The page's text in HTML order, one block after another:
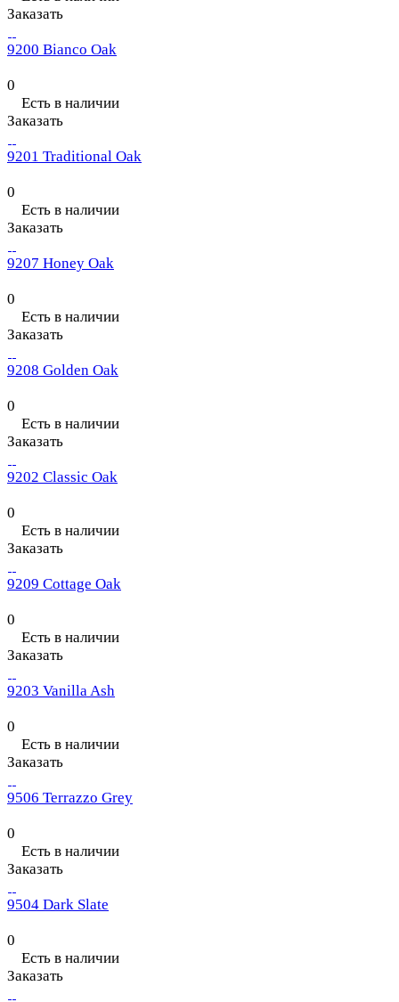
Заказать
9200 Bianco Oak
0
Есть в наличии
Заказать
9201 Traditional Oak
0
Есть в наличии
Заказать
9207 Honey Oak
0
Есть в наличии
Заказать
9208 Golden Oak
0
Есть в наличии
Заказать
9202 Classic Oak
0
Есть в наличии
Заказать
9209 Cottage Oak
0
Есть в наличии
Заказать
9203 Vanilla Ash
0
Есть в наличии
Заказать
9506 Terrazzo Grey
0
Есть в наличии
Заказать
9504 Dark Slate
0
Есть в наличии
Заказать